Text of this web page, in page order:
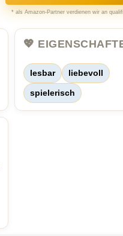
* als Amazon-Partner verdienen wir an
💖
lesbar liebevoll
spielerisch